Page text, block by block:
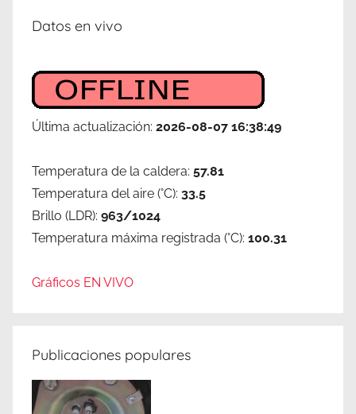
Datos en vivo
Última actualización: 2026-08-07 16:38:49
Temperatura de la caldera: 57.81
Temperatura del aire (°C): 33.5
Brillo (LDR): 963/1024
Temperatura máxima registrada (°C): 100.31
Gráficos EN VIVO
Publicaciones populares